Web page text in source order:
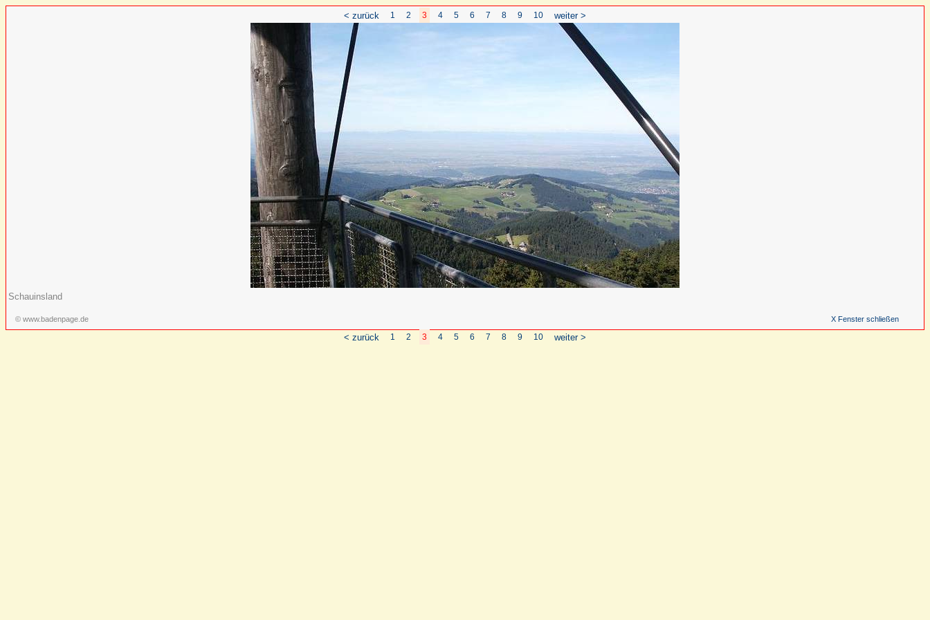
< zurück 1 2 3 4 5 6 7 8 9 10 weiter >
Schauinsland
© www.badenpage.de X Fenster schließen
< zurück 1 2 3 4 5 6 7 8 9 10 weiter >